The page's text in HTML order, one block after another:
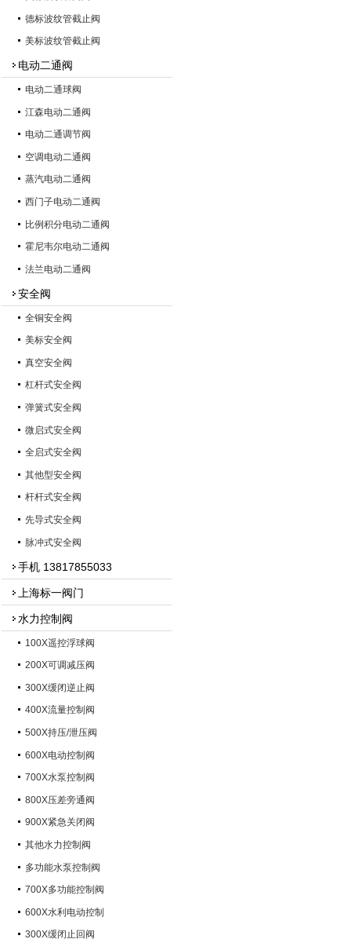
德标波纹管截止阀
美标波纹管截止阀
电动二通阀
电动二通球阀
江森电动二通阀
电动二通调节阀
空调电动二通阀
蒸汽电动二通阀
西门子电动二通阀
比例积分电动二通阀
霍尼韦尔电动二通阀
法兰电动二通阀
安全阀
全铜安全阀
美标安全阀
真空安全阀
杠杆式安全阀
弹簧式安全阀
微启式安全阀
全启式安全阀
其他型安全阀
杆杆式安全阀
先导式安全阀
脉冲式安全阀
手机 13817855033
上海标一阀门
水力控制阀
100X遥控浮球阀
200X可调减压阀
300X缓闭逆止阀
400X流量控制阀
500X持压/泄压阀
600X电动控制阀
700X水泵控制阀
800X压差旁通阀
900X紧急关闭阀
其他水力控制阀
多功能水泵控制阀
700X多功能控制阀
600X水利电动控制
300X缓闭止回阀